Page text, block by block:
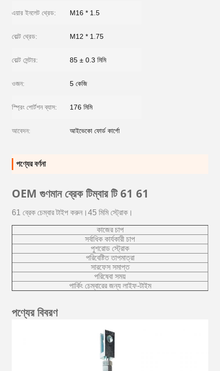
এয়ার ইনলেট থ্রেড: M16 * 1.5
বোল্ট থ্রেড: M12 * 1.75
বোল্ট সেন্টার: 85 ± 0.3 মিমি
ওজন: 5 কেজি
স্প্রিং পোর্টশন ব্যাস: 176 মিমি
আবেদন: আইভেকো ফোর্ড কার্গো
পণ্যের বর্ণনা
OEM গুণমান ব্রেক টিম্বার টি 61 61
61 ব্রেক চেম্বার টাইপ করুন।45 মিমি স্ট্রোক।
কাজের চাপ
সর্বাধিক কার্যকারী চাপ
পুশরোড স্ট্রোক
পরিবেষ্টিত তাপমাত্রা
সারফেস সমাপ্ত
পরিষেবা সময়
পার্কিং চেম্বারের জন্য লাইফ-টাইম
পণ্যের বিবরণ